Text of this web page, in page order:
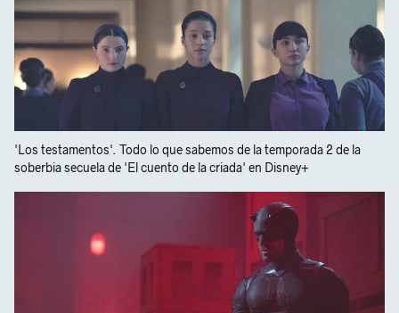
'Los testamentos'. Todo lo que sabemos de la temporada 2 de la
soberbia secuela de 'El cuento de la criada' en Disney+